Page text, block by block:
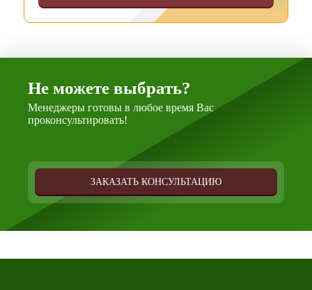
Не можете выбрать?
Менеджеры готовы в любое время Вас
проконсультировать!
ЗАКАЗАТЬ КОНСУЛЬТАЦИЮ